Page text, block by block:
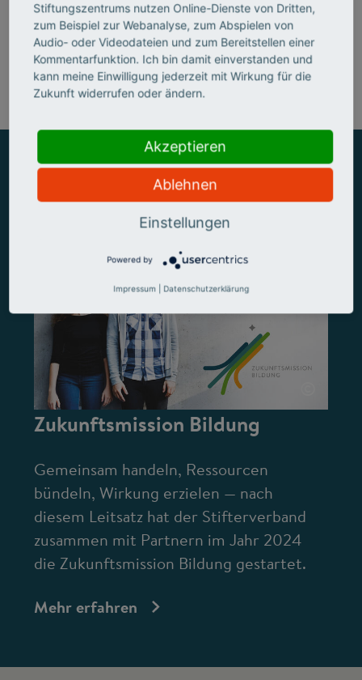
Mehr zum Handlungsfeld "Bildung &
Kompetenzen"
ZUSAMMEN MEHR ERREICHEN
Zukunftsmission Bildung
Gemeinsam handeln, Ressourcen
bündeln, Wirkung erzielen — nach
diesem Leitsatz hat der Stifterverband
zusammen mit Partnern im Jahr 2024
die Zukunftsmission Bildung gestartet.
Mehr erfahren
Stiftungszentrums nutzen Online-Dienste von Dritten,
zum Beispiel zur Webanalyse, zum Abspielen von
Audio- oder Videodateien und zum Bereitstellen einer
Kommentarfunktion. Ich bin damit einverstanden und
kann meine Einwilligung jederzeit mit Wirkung für die
Zukunft widerrufen oder ändern.
Akzeptieren
Ablehnen
Einstellungen
Powered by
Impressum Datenschutzerklärung